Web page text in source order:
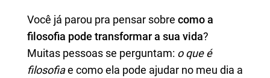
Você já parou pra pensar sobre como a
filosofia pode transformar a sua vida?
Muitas pessoas se perguntam: o que é
filosofiae como ela pode ajudar no meu dia a